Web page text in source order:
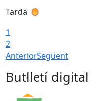
Tarda
1
2
AnteriorSegüent
Butlletí digital